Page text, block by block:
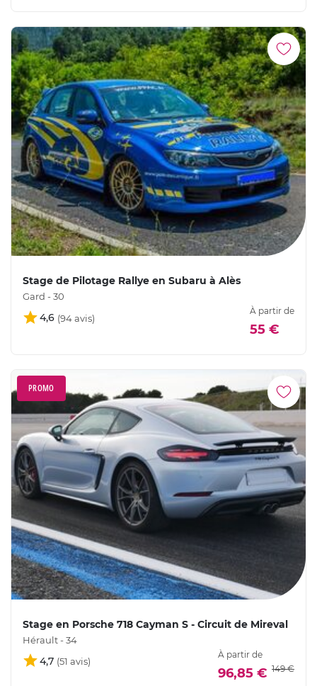
Stage de Pilotage Rallye en Subaru à Alès
Gard - 30
4,6
À partir de
55 €
PROMO
Stage en Porsche 718 Cayman S - Circuit de Mireval
Hérault - 34
4,7
À partir de
96,85 € 149 €